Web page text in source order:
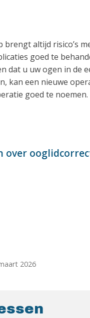
brengt altijd risico’s
goed te
dat u uw ogen in de
kan een nieuwe
goed te noemen.
over
2026